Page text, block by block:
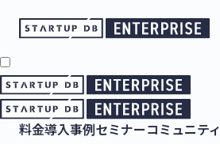
料金導入事例セミナーコミュニティ